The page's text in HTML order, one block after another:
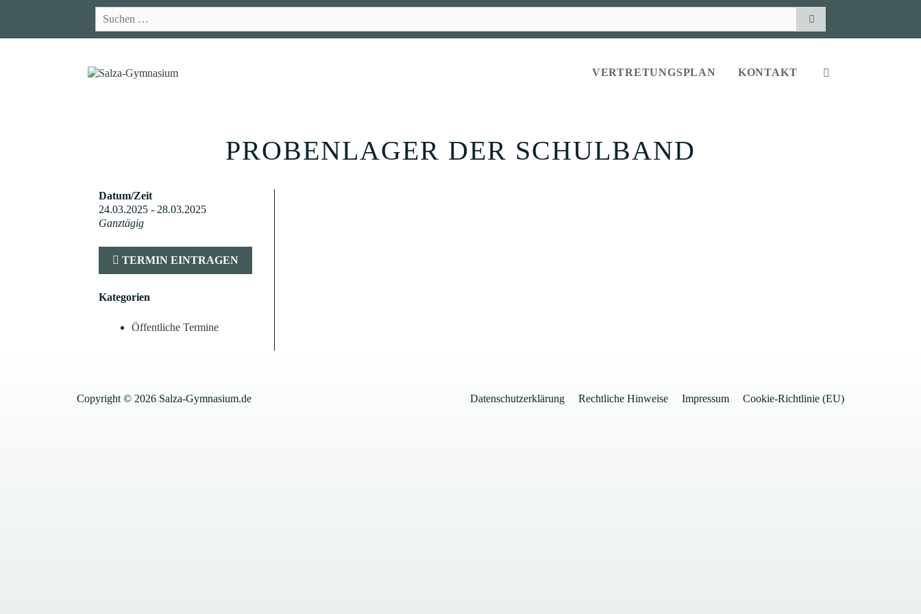
nach:
VERTRETUNGSPLAN KONTAKT
PROBENLAGER DER SCHULBAND
Datum/Zeit
24.03.2025 - 28.03.2025
Ganztägig
TERMIN EINTRAGEN
Kategorien
Öffentliche Termine
Datenschutzerklärung Rechtliche Hinweise Impressum Cookie-Richtlinie (EU)
Copyright © 2026 Salza-Gymnasium.de